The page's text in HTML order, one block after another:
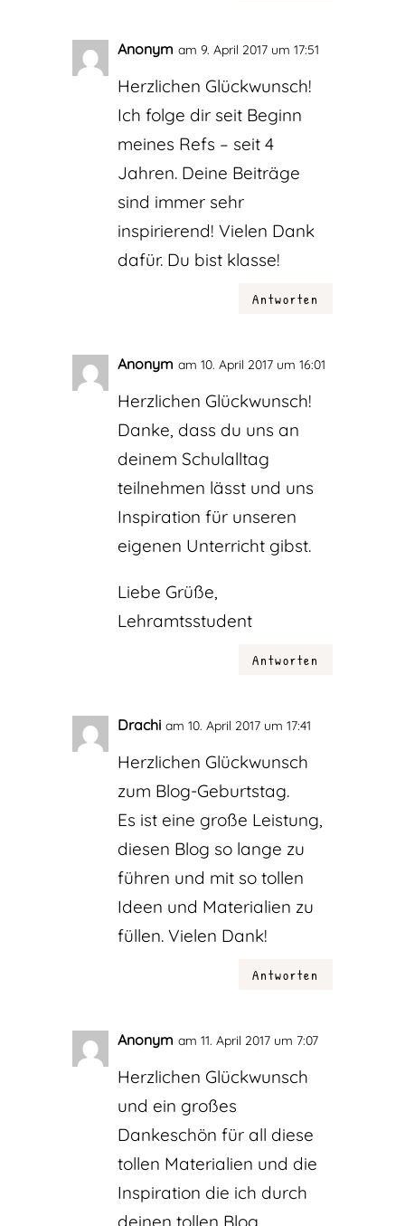
Anonym am 9. April 2017 um 17:51
Herzlichen Glückwunsch!
Ich folge dir seit Beginn
meines Refs – seit 4
Jahren. Deine Beiträge
sind immer sehr
inspirierend! Vielen Dank
dafür. Du bist klasse!
Antworten
Anonym am 10. April 2017 um 16:01
Herzlichen Glückwunsch!
Danke, dass du uns an
deinem Schulalltag
teilnehmen lässt und uns
Inspiration für unseren
eigenen Unterricht gibst.
Liebe Grüße,
Lehramtsstudent
Antworten
Drachi am 10. April 2017 um 17:41
Herzlichen Glückwunsch
zum Blog-Geburtstag.
Es ist eine große Leistung,
diesen Blog so lange zu
führen und mit so tollen
Ideen und Materialien zu
füllen. Vielen Dank!
Antworten
Anonym am 11. April 2017 um 7:07
Herzlichen Glückwunsch
und ein großes
Dankeschön für all diese
tollen Materialien und die
Inspiration die ich durch
deinen tollen Blog